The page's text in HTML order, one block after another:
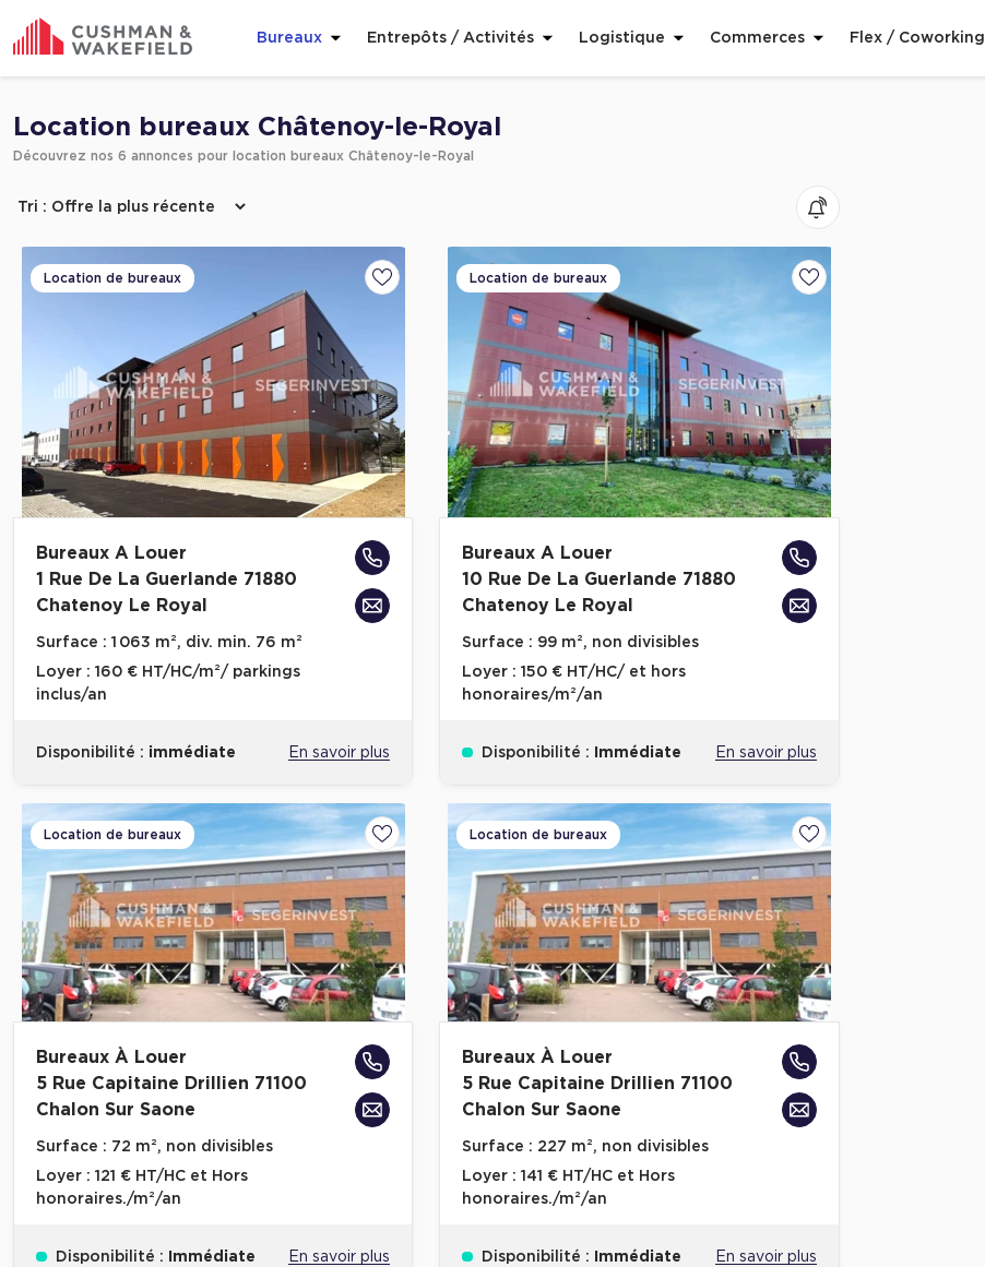
Bureaux Entrepôts / Activités Logistique Commerces Flex / Coworking
Location bureaux Châtenoy-le-Royal
Découvrez nos 6 annonces pour location bureaux Châtenoy-le-Royal
Location de bureaux
Ajouter aux favoris
Bureaux A Louer
1 Rue De La Guerlande 71880
Chatenoy Le Royal
Surface : 1 063 m², div. min. 76 m²
Loyer : 160 € HT/HC/m²/ parkings
inclus/an
Disponibilité : immédiate En savoir plus
Location de bureaux
Ajouter aux favoris
Bureaux A Louer
10 Rue De La Guerlande 71880
Chatenoy Le Royal
Surface : 99 m², non divisibles
Loyer :150 € HT/HC/ et hors
honoraires/m²/an
Disponibilité : Immédiate En savoir plus
Location de bureaux
Ajouter aux favoris
Bureaux À Louer
5 Rue Capitaine Drillien 71100
Chalon Sur Saone
Surface : 72 m², non divisibles
Loyer : 121 € HT/HC et Hors
honoraires./m²/an
Disponibilité : Immédiate En savoir plus
Location de bureaux
Ajouter aux favoris
Bureaux À Louer
5 Rue Capitaine Drillien 71100
Chalon Sur Saone
Surface : 227 m², non divisibles
Loyer :141 € HT/HC et Hors
honoraires./m²/an
Disponibilité : Immédiate En savoir plus